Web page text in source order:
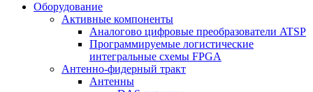
Оборудование
Активные компоненты
Аналогово цифровые преобразователи ATSP
Программируемые логистические
интегральные схемы FPGA
Антенно-фидерный тракт
Антенны